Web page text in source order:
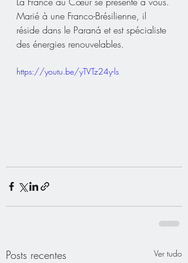
Marié à une Franco-Brésilienne, il
réside dans le Paraná et est spécialiste
des énergies renouvelables.
https://youtu.be/yTVTz24y-ls
Posts recentes Ver tudo